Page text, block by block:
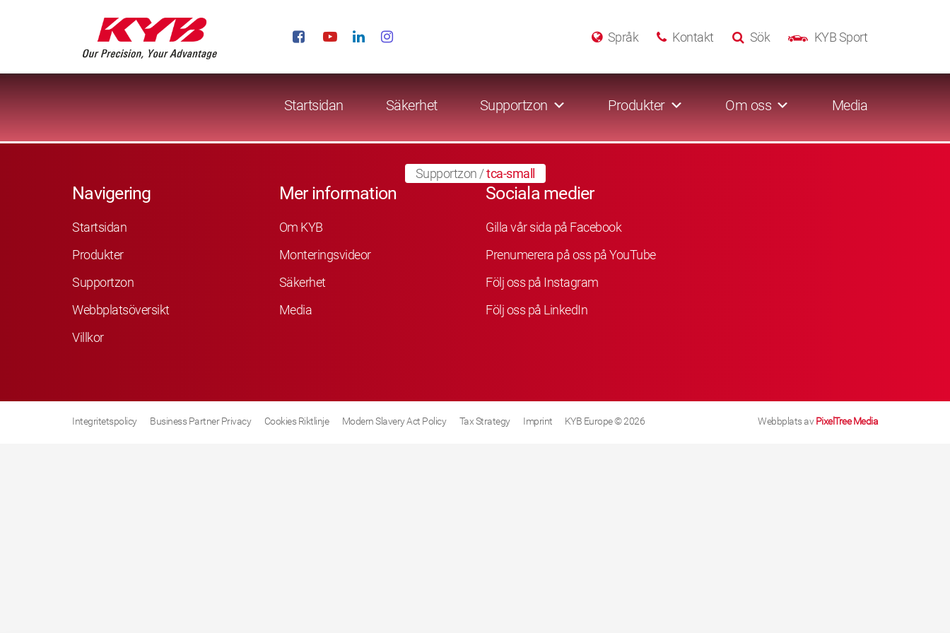
KYB Sport
Sök
Kontakt
Språk
Startsidan Säkerhet Supportzon Produkter Om oss Media
Supportzon /tca-small
Navigering
Startsidan
Produkter
Supportzon
Webbplatsöversikt
Villkor
Mer information
Om KYB
Monteringsvideor
Säkerhet
Media
Sociala medier
Gilla vår sida på Facebook
Prenumerera på oss på YouTube
Följ oss på Instagram
Följ oss på LinkedIn
Integritetspolicy Business Partner Privacy Cookies Riktlinje Modern Slavery Act Policy Tax Strategy Imprint KYB Europe © 2026 Webbplats avPixelTree Media